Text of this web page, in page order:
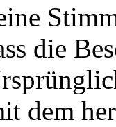
die
dem